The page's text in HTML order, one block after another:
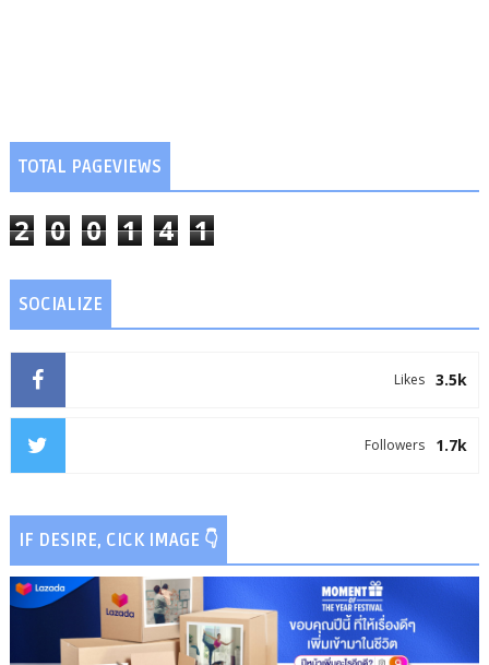
TOTAL PAGEVIEWS
2 0 0 1 4 1
SOCIALIZE
3.5k
Likes
1.7k
Followers
IF DESIRE, CICK IMAGE 👇